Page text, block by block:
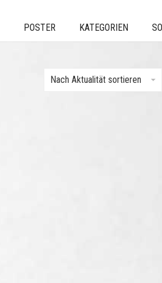
POSTER KATEGORIEN
Nach Aktualität sortieren